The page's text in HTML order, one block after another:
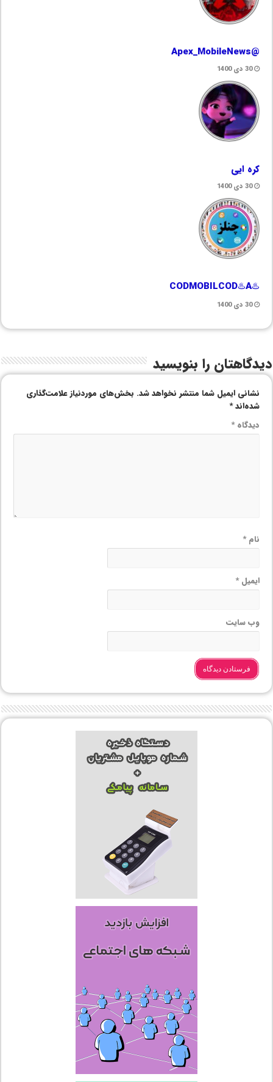
@Apex_MobileNews
30 دی 1400
کره ایی
30 دی 1400
♨️CODMOBILCOD♨️A
30 دی 1400
دیدگاهتان را بنویسید
نشانی ایمیل شما منتشر نخواهد شد. بخش‌های موردنیاز علامت‌گذاری
شده‌اند*
دیدگاه*
نام*
ایمیل*
وب‌ سایت